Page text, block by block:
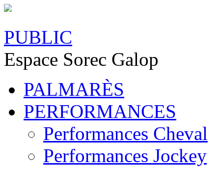
PUBLIC
Espace Sorec Galop
PALMARÈS
PERFORMANCES
Performances Cheval
Performances Jockey